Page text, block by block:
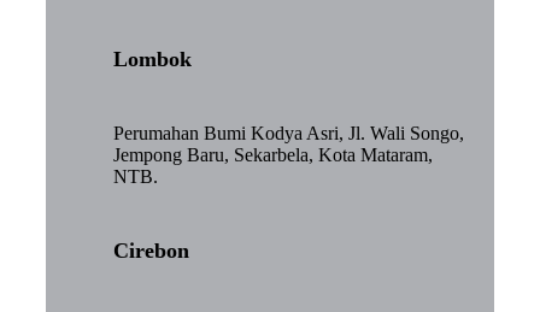
Lombok
Perumahan Bumi Kodya Asri, Jl. Wali Songo,
Jempong Baru, Sekarbela, Kota Mataram,
NTB.
Cirebon